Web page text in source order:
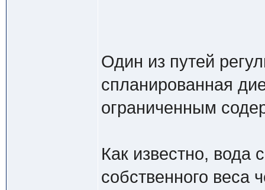
Один из путей
спланированная
ограниченным
Как известно, вода
собственного веса